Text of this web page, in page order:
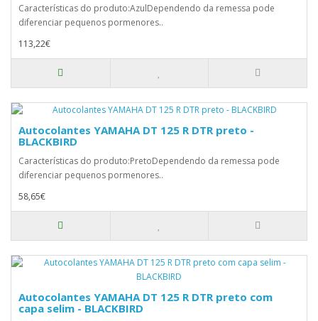
Características do produto:AzulDependendo da remessa pode
diferenciar pequenos pormenores..
113,22€
Autocolantes YAMAHA DT 125 R DTR preto -
BLACKBIRD
Características do produto:PretoDependendo da remessa pode
diferenciar pequenos pormenores..
58,65€
Autocolantes YAMAHA DT 125 R DTR preto com
capa selim - BLACKBIRD